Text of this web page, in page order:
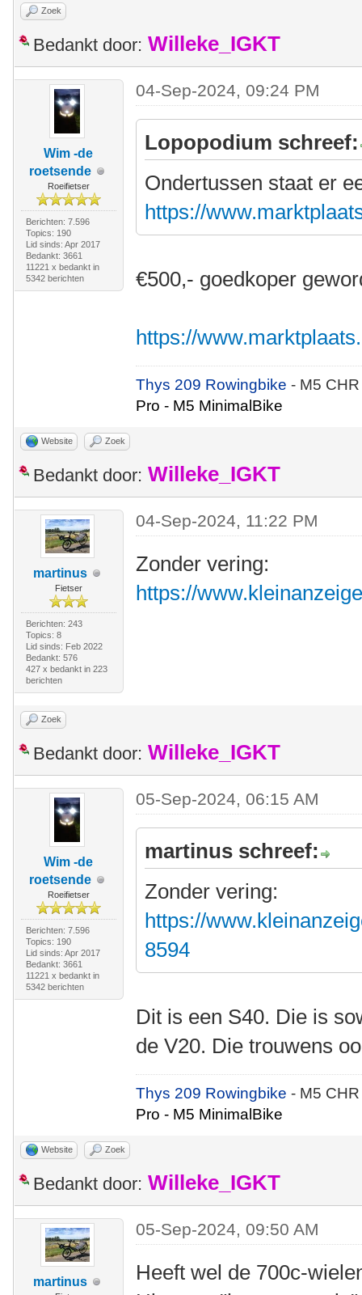
Zoek
Bedankt door: Willeke_IGKT
Wim -de
roetsende
Roeifietser
Berichten: 7.596
Topics: 190
Lid sinds: Apr 2017
Bedankt: 3661
11221 x bedankt in
5342 berichten
04-Sep-2024, 09:24 PM
Lopopodium schreef:
Ondertussen staat er
https://
€500,- goedkoper
https://
Thys 209 Rowingbike- M5
Pro - M5 MinimalBike
Website Zoek
Bedankt door: Willeke_IGKT
martinus
Fietser
Berichten: 243
Topics: 8
Lid sinds: Feb 2022
Bedankt: 576
427 x bedankt in 223
berichten
04-Sep-2024, 11:22 PM
Zonder vering:
https://
Zoek
Bedankt door: Willeke_IGKT
Wim -de
roetsende
Roeifietser
Berichten: 7.596
Topics: 190
Lid sinds: Apr 2017
Bedankt: 3661
11221 x bedankt in
5342 berichten
05-Sep-2024, 06:15 AM
martinus schreef:
Zonder vering:
https://
8594
Dit is een S40. Die is
de V20. Die trouwens
Thys 209 Rowingbike- M5
Pro - M5 MinimalBike
Website Zoek
Bedankt door: Willeke_IGKT
martinus
05-Sep-2024, 09:50 AM
Heeft wel de 700c-